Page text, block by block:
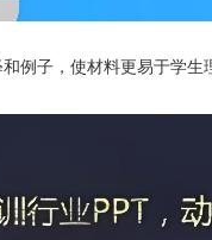
例子，使材料更易于学生